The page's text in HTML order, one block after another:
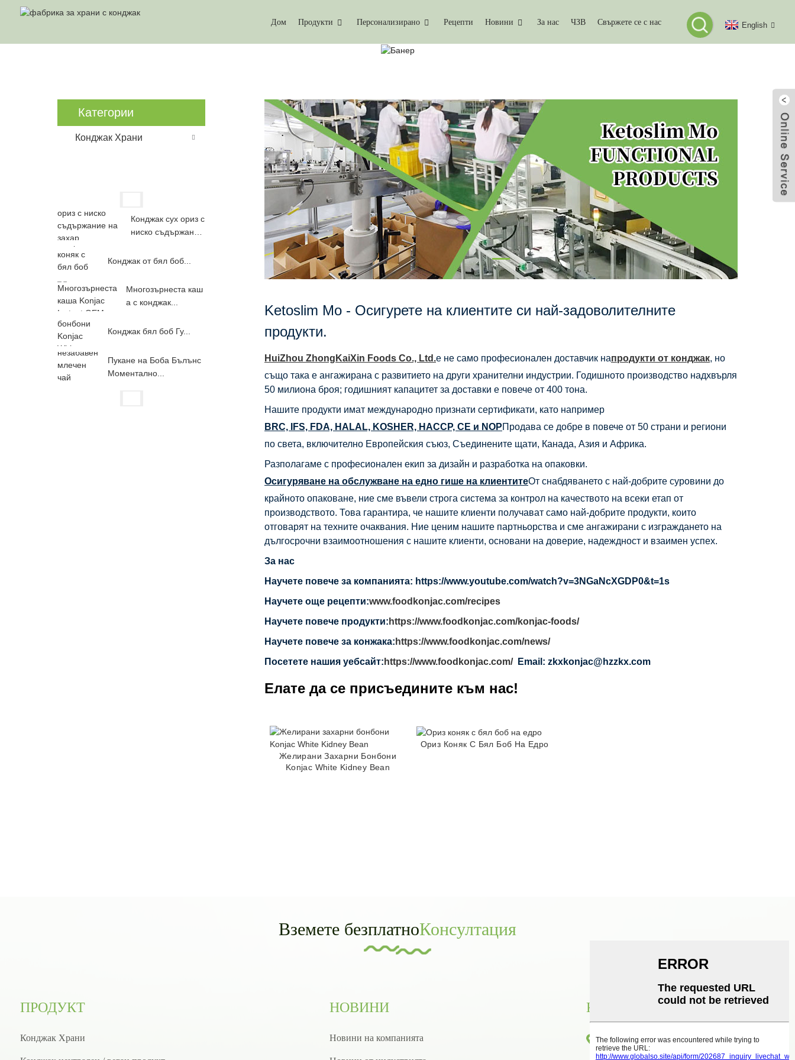
Дом Продукти Персонализирано Рецепти Новини За нас ЧЗВ Свържете се с нас English
Категории
Конджак Храни
Конджак сух ориз с
ниско съдържание
Конджак от бял боб...
Многозърнеста каш
а с конджак...
Конджак бял боб Гу...
Пукане на Боба Бълънс
Моментално...
Ketoslim Mo - Осигурете на клиентите си най-задоволителните
продукти.
HuiZhou ZhongKaiXin Foods Co., Ltd.е не само професионален доставчик напродукти от конджак, но
също така е ангажирана с развитието на други хранителни индустрии. Годишното производство надхвърля
50 милиона броя; годишният капацитет за доставки е повече от 400 тона.
Нашите продукти имат международно признати сертификати, като например
BRC, IFS, FDA, HALAL, KOSHER, HACCP, CE и NOPПродава се добре в повече от 50 страни и региони
по света, включително Европейския съюз, Съединените щати, Канада, Азия и Африка.
Разполагаме с професионален екип за дизайн и разработка на опаковки.
Осигуряване на обслужване на едно гише на клиентитеОт снабдяването с най-добрите суровини до
крайното опаковане, ние сме въвели строга система за контрол на качеството на всеки етап от
производството. Това гарантира, че нашите клиенти получават само най-добрите продукти, които
отговарят на техните очаквания. Ние ценим нашите партньорства и сме ангажирани с изграждането на
дългосрочни взаимоотношения с нашите клиенти, основани на доверие, надеждност и взаимен успех.
За нас
Научете повече за компанията: https://www.youtube.com/watch?v=3NGaNcXGDP0&t=1s
Научете още рецепти:www.foodkonjac.com/recipes
Научете повече продукти: https://www.foodkonjac.com/konjac-foods/
Научете повече за конжака: https://www.foodkonjac.com/news/
Посетете нашия уебсайт: https://www.foodkonjac.com/ Email: zkxkonjac@hzzkx.com
Елате да се присъедините към нас!
Желирани Захарни Бонбони
Konjac White Kidney Bean
Ориз Коняк С Бял Боб На Едро
Вземете безплатноКонсултация
ПРОДУКТ
Конджак Храни
НОВИНИ
Новини на компанията
КОНТАКТ
Стая 1416, етаж 14, международна сграда
Junhao, No. 2, Chenjiang Zhongkai Avenue,